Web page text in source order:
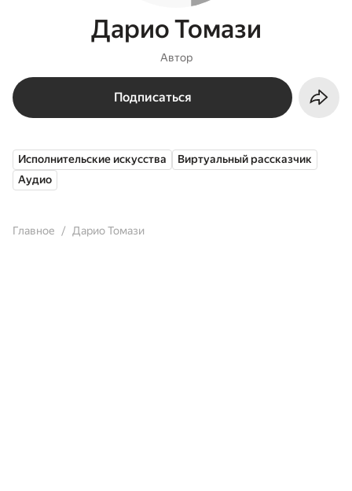
Дарио Томази
Автор
Подписаться
Исполнительские искусства
Виртуальный рассказчик
Аудио
Главное Дарио Томази